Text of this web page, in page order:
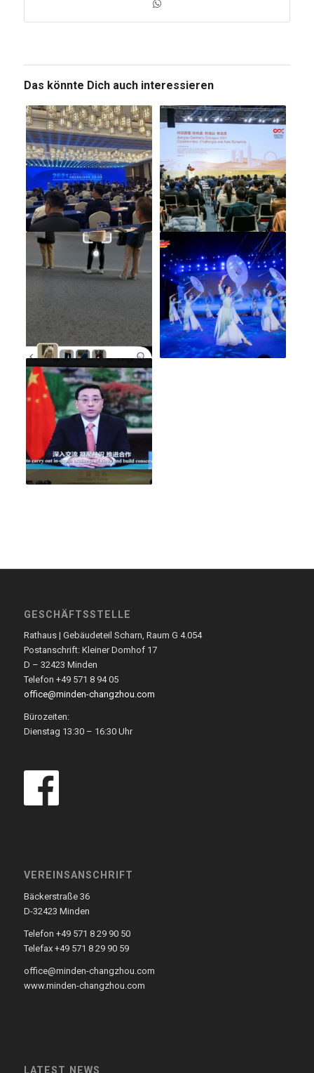
Das könnte Dich auch interessieren
GESCHÄFTSSTELLE
Rathaus | Gebäudeteil Scharn, Raum G 4.054
Postanschrift: Kleiner Domhof 17
D – 32423 Minden
Telefon +49 571 8 94 05
office@minden-changzhou.com
Bürozeiten:
Dienstag 13:30 – 16:30 Uhr
VEREINSANSCHRIFT
Bäckerstraße 36
D-32423 Minden
Telefon +49 571 8 29 90 50
Telefax +49 571 8 29 90 59
office@minden-changzhou.com
www.minden-changzhou.com
LATEST NEWS